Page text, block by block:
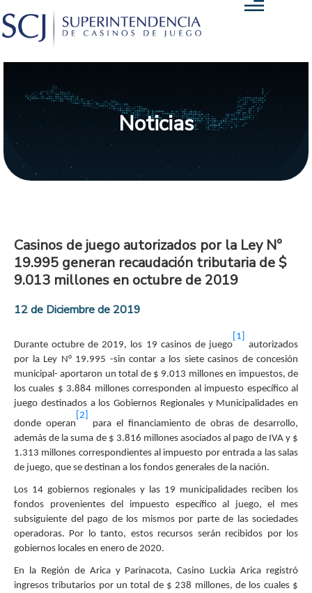
Noticias
Casinos de juego autorizados por la Ley N°
19.995 generan recaudación tributaria de $
9.013 millones en octubre de 2019
12 de Diciembre de 2019
Durante octubre de 2019, los 19 casinos de juego
[1]
autorizados
por la Ley N° 19.995 -sin contar a los siete casinos de concesión
municipal- aportaron un total de $ 9.013 millones en impuestos, de
los cuales $ 3.884 millones corresponden al impuesto específico al
juego destinados a los Gobiernos Regionales y Municipalidades en
donde operan
[2]
para el financiamiento de obras de desarrollo,
además de la suma de $ 3.816 millones asociados al pago de IVA y $
1.313 millones correspondientes al impuesto por entrada a las salas
de juego, que se destinan a los fondos generales de la nación.
Los 14 gobiernos regionales y las 19 municipalidades reciben los
fondos provenientes del impuesto específico al juego, el mes
subsiguiente del pago de los mismos por parte de las sociedades
operadoras. Por lo tanto, estos recursos serán recibidos por los
gobiernos locales en enero de 2020.
En la Región de Arica y Parinacota, Casino Luckia Arica registró
ingresos tributarios por un total de $ 238 millones, de los cuales $